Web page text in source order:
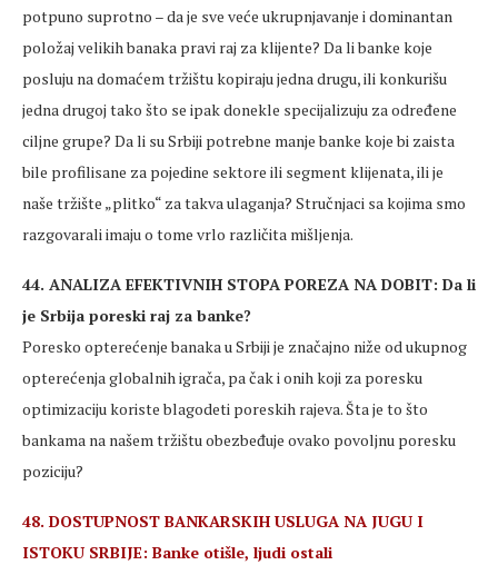
potpuno suprotno – da je sve veće ukrupnjavanje i dominantan
položaj velikih banaka pravi raj za klijente? Da li banke koje
posluju na domaćem tržištu kopiraju jedna drugu, ili konkurišu
jedna drugoj tako što se ipak donekle specijalizuju za određene
ciljne grupe? Da li su Srbiji potrebne manje banke koje bi zaista
bile profilisane za pojedine sektore ili segment klijenata, ili je
naše tržište „plitko“ za takva ulaganja? Stručnjaci sa kojima smo
razgovarali imaju o tome vrlo različita mišljenja.
44. ANALIZA EFEKTIVNIH STOPA POREZA NA DOBIT: Da li
je Srbija poreski raj za banke?
Poresko opterećenje banaka u Srbiji je značajno niže od ukupnog
opterećenja globalnih igrača, pa čak i onih koji za poresku
optimizaciju koriste blagodeti poreskih rajeva. Šta je to što
bankama na našem tržištu obezbeđuje ovako povoljnu poresku
poziciju?
48. DOSTUPNOST BANKARSKIH USLUGA NA JUGU I
ISTOKU SRBIJE: Banke otišle, ljudi ostali